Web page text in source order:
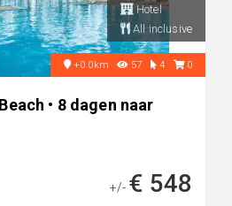
Hotel
All inclusive
+0.0km 57 4 0
• 8 dagen naar
+/- € 548